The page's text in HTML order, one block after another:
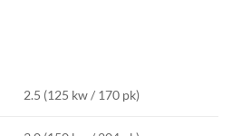
2.5 (125 kw / 170 pk)